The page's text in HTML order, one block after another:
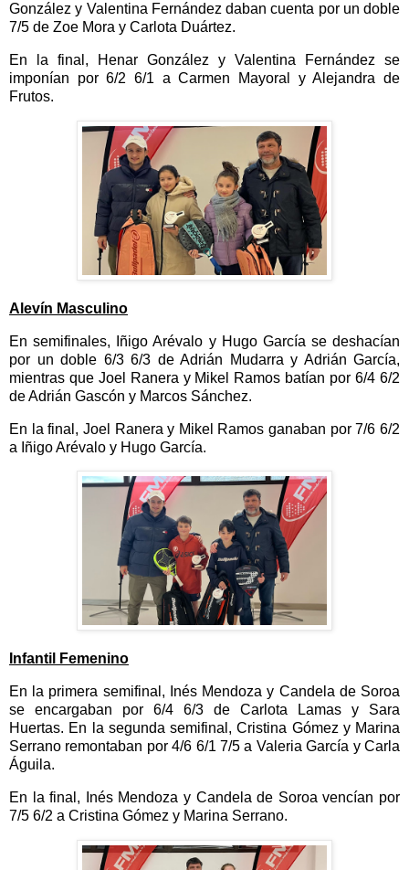
González y Valentina Fernández daban cuenta por un doble
7/5 de Zoe Mora y Carlota Duártez.
En la final, Henar González y Valentina Fernández se
imponían por 6/2 6/1 a Carmen Mayoral y Alejandra de
Frutos.
Alevín Masculino
En semifinales, Iñigo Arévalo y Hugo García se deshacían
por un doble 6/3 6/3 de Adrián Mudarra y Adrián García,
mientras que Joel Ranera y Mikel Ramos batían por 6/4 6/2
de Adrián Gascón y Marcos Sánchez.
En la final, Joel Ranera y Mikel Ramos ganaban por 7/6 6/2
a Iñigo Arévalo y Hugo García.
Infantil Femenino
En la primera semifinal, Inés Mendoza y Candela de Soroa
se encargaban por 6/4 6/3 de Carlota Lamas y Sara
Huertas. En la segunda semifinal, Cristina Gómez y Marina
Serrano remontaban por 4/6 6/1 7/5 a Valeria García y Carla
Águila.
En la final, Inés Mendoza y Candela de Soroa vencían por
7/5 6/2 a Cristina Gómez y Marina Serrano.